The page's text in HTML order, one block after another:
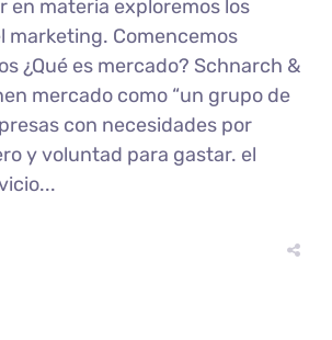
en materia exploremos los
marketing. Comencemos
¿Qué es mercado? Schnarch &
mercado como “un grupo de
con necesidades por
y voluntad para gastar. el